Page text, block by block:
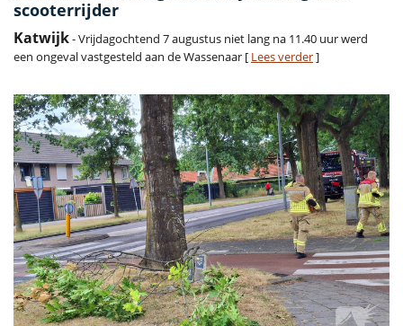
scooterrijder
Katwijk- Vrijdagochtend 7 augustus niet lang na 11.40 uur werd
een ongeval vastgesteld aan de Wassenaar [ Lees verder]